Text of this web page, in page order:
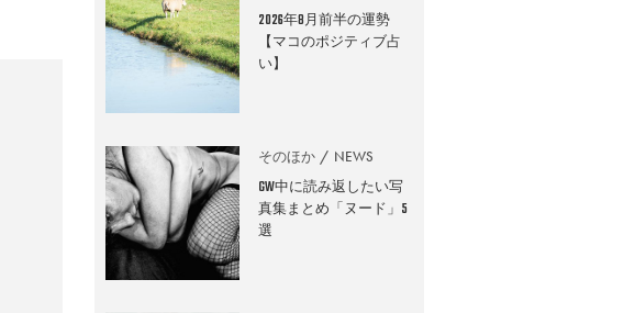
2026年8月前半の運勢
【マコのポジティブ占
い】
そのほか NEWS
GW中に読み返したい写
真集まとめ「ヌード」5
選